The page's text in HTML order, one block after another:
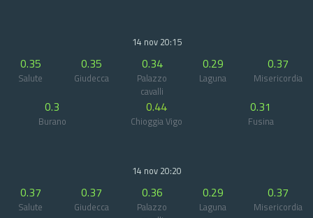
14 nov 20:15
0.35
Salute
0.35
Giudecca
0.34
Palazzo
cavalli
0.29
Laguna
0.37
Misericordia
0.3
Burano
0.44
Chioggia Vigo
0.31
Fusina
14 nov 20:20
0.37
Salute
0.37
Giudecca
0.36
Palazzo
0.29
Laguna
0.37
Misericordia